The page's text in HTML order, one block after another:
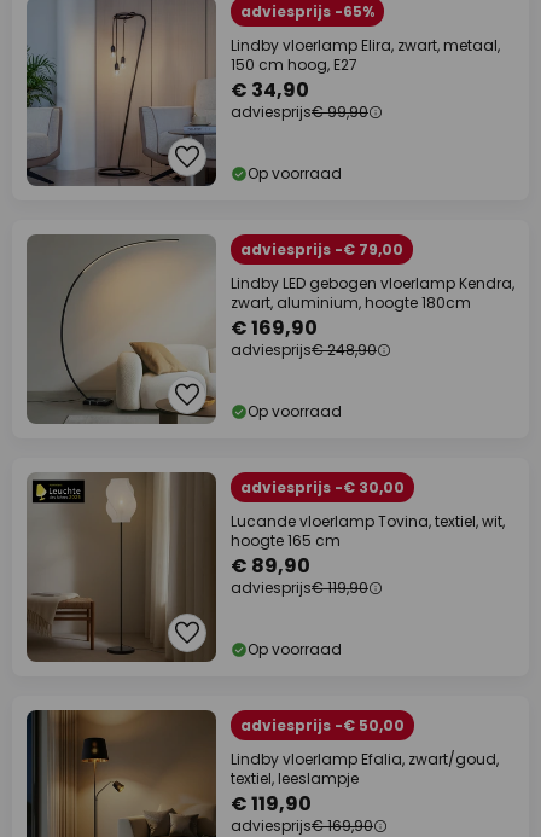
adviesprijs -65%
Lindby vloerlamp Elira, zwart, metaal,
150 cm hoog, E27
€ 34,90
adviesprijs€ 99,90
Op voorraad
adviesprijs -€ 79,00
Lindby LED gebogen vloerlamp Kendra,
zwart, aluminium, hoogte 180cm
€ 169,90
adviesprijs€ 248,90
Op voorraad
adviesprijs -€ 30,00
Lucande vloerlamp Tovina, textiel, wit,
hoogte 165 cm
€ 89,90
adviesprijs€ 119,90
Op voorraad
adviesprijs -€ 50,00
Lindby vloerlamp Efalia, zwart/goud,
textiel, leeslampje
€ 119,90
adviesprijs€ 169,90